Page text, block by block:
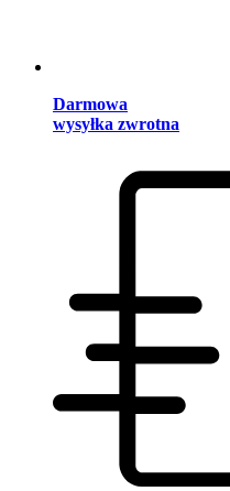
Darmowa
wysyłka zwrotna